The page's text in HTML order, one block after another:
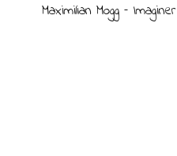
Maximilian Mogg –